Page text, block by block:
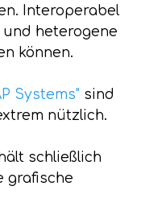
Interoperabel
heterogene
können.
Systems" sind
nützlich.
schließlich
grafische